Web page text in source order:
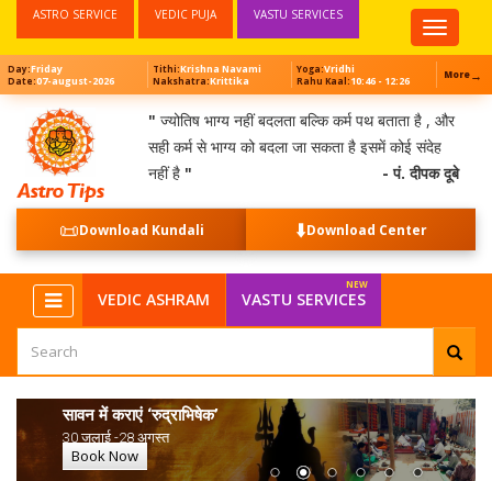
Top
Menu
ASTRO SERVICE VEDIC PUJA VASTU SERVICES
Day:Friday
Date:07-august-2026
Tithi:Krishna Navami
Nakshatra:Krittika
Yoga:Vridhi
Rahu Kaal:10:46 - 12:26 More→
" ज्योतिष भाग्य नहीं बदलता बल्कि कर्म पथ बताता है , और
सही कर्म से भाग्य को बदला जा सकता है इसमें कोई संदेह
नहीं है " - पं. दीपक दूबे
📜Download Kundali ⬇️Download Center
VEDIC ASHRAM VASTU SERVICES
सावन में कराएं ‘रुद्राभिषेक’
30 जुलाई -28 अगस्त
Book Now